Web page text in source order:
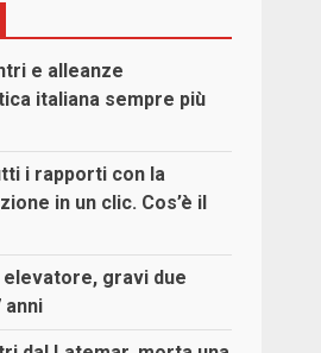
e alleanze
italiana sempre più
i rapporti con la
in un clic. Cos’è il
gravi due
anni